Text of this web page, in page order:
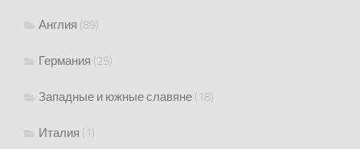
Англия (89)
Германия (25)
Западные и южные славяне (18)
Италия (1)